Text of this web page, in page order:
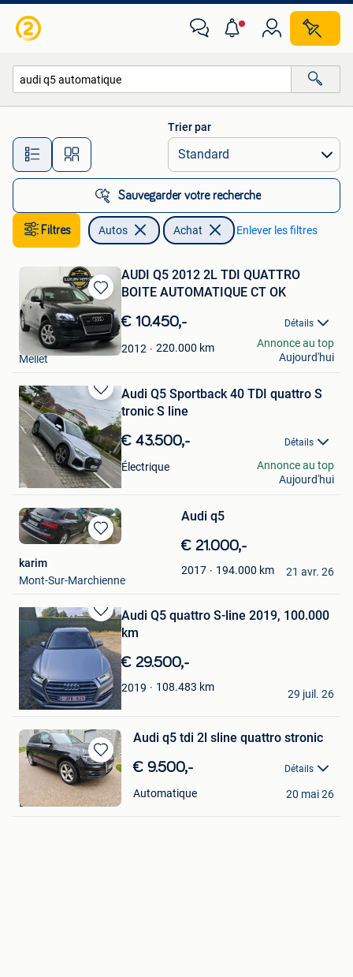
Toutes les distances…
Trier par
Sauvegarder votre recherche
Filtres Autos Achat Enlever les filtres
Sauvegarder
dans
Mes
Favoris
AUDI Q5 2012 2L TDI QUATTRO
BOITE AUTOMATIQUE CT OK
€ 10.450,- Détails
2012 220.000 km
LUXURY MOTORS
Mellet
Annonce au top
Aujourd'hui
Sauvegarder
dans
Mes
Favoris
Audi Q5 Sportback 40 TDI quattro S
tronic S line
€ 43.500,- Détails
Électrique
Deurne
Annonce au top
Aujourd'hui
Sauvegarder
Favoris
Audi q5
€ 21.000,-
2017 194.000 km
karim
Mont-Sur-Marchienne
21 avr. 26
Sauvegarder
dans
Mes
Favoris
Audi Q5 quattro S-line 2019, 100.000
km
€ 29.500,-
2019 108.483 km
Artan Isufi
Heusden
29 juil. 26
Sauvegarder
dans
Mes
Favoris
Audi q5 tdi 2l sline quattro stronic
€ 9.500,- Détails
Automatique
Mon alan
Bruxelles
20 mai 26